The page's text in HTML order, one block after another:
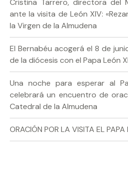
Cristina Tarrero, directora del
ante la visita de León XIV:
la Virgen de la Almudena
El Bernabéu acogerá el 8 de
de la diócesis con el Papa León
Una noche para esperar al
celebrará un encuentro de
Catedral de la Almudena
ORACIÓN POR LA VISITA EL PAPA